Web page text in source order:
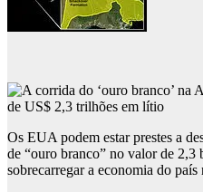
Os EUA podem estar prestes a
de “ouro branco” no valor de 2,3
sobrecarregar a economia do